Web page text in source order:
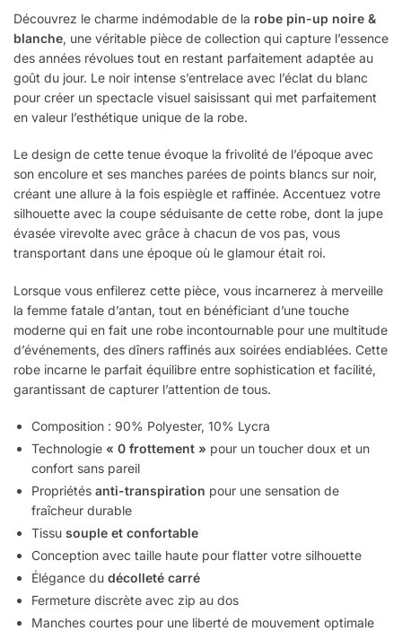
Découvrez le charme indémodable de la robe pin-up noire &
blanche, une véritable pièce de collection qui capture l’essence
des années révolues tout en restant parfaitement adaptée au
goût du jour. Le noir intense s’entrelace avec l’éclat du blanc
pour créer un spectacle visuel saisissant qui met parfaitement
en valeur l’esthétique unique de la robe.
Le design de cette tenue évoque la frivolité de l’époque avec
son encolure et ses manches parées de points blancs sur noir,
créant une allure à la fois espiègle et raffinée. Accentuez votre
silhouette avec la coupe séduisante de cette robe, dont la jupe
évasée virevolte avec grâce à chacun de vos pas, vous
transportant dans une époque où le glamour était roi.
Lorsque vous enfilerez cette pièce, vous incarnerez à merveille
la femme fatale d’antan, tout en bénéficiant d’une touche
moderne qui en fait une robe incontournable pour une multitude
d’événements, des dîners raffinés aux soirées endiablées. Cette
robe incarne le parfait équilibre entre sophistication et facilité,
garantissant de capturer l’attention de tous.
Composition : 90% Polyester, 10% Lycra
Technologie « 0 frottement » pour un toucher doux et un
confort sans pareil
Propriétés anti-transpiration pour une sensation de
fraîcheur durable
Tissu souple et confortable
Conception avec taille haute pour flatter votre silhouette
Élégance du décolleté carré
Fermeture discrète avec zip au dos
Manches courtes pour une liberté de mouvement optimale